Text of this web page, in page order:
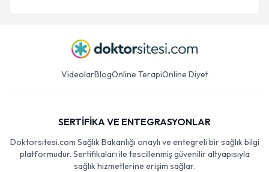
VideolarBlogOnline TerapiOnline Diyet
SERTİFİKA VE ENTEGRASYONLAR
Doktorsitesi.com Sağlık Bakanlığı onaylı ve entegreli bir sağlık bilgi
platformudur. Sertifikaları ile tescillenmiş güvenilir altyapısıyla
sağlık hizmetlerine erişim sağlar.